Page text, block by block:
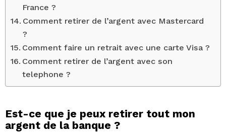
France ?
Comment retirer de l’argent avec Mastercard
?
Comment faire un retrait avec une carte Visa ?
Comment retirer de l’argent avec son
telephone ?
Est-ce que je peux retirer tout mon
argent de la banque ?